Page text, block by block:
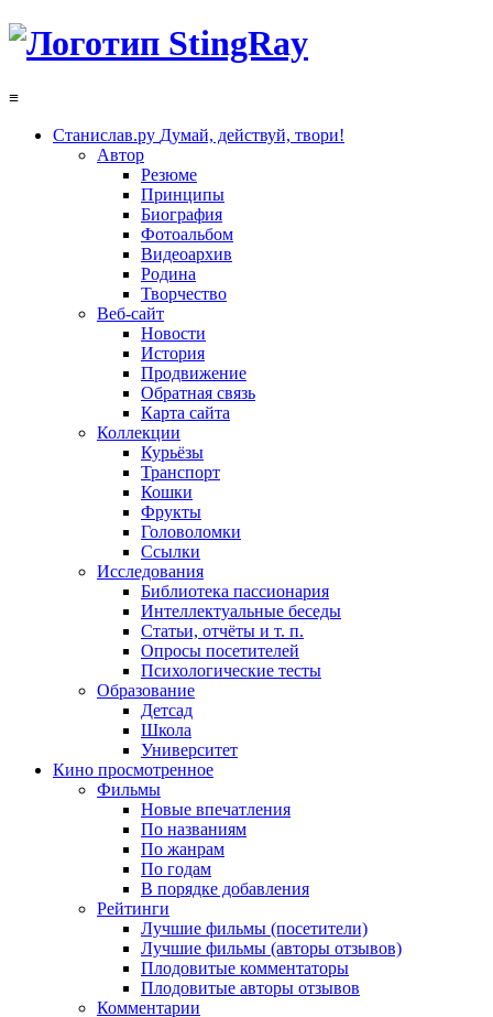
≡
Станислав.ру Думай, действуй, твори!
Автор
Резюме
Принципы
Биография
Фотоальбом
Видеоархив
Родина
Творчество
Веб-сайт
Новости
История
Продвижение
Обратная связь
Карта сайта
Коллекции
Курьёзы
Транспорт
Кошки
Фрукты
Головоломки
Ссылки
Исследования
Библиотека пассионария
Интеллектуальные беседы
Статьи, отчёты и т. п.
Опросы посетителей
Психологические тесты
Образование
Детсад
Школа
Университет
Кино просмотренное
Фильмы
Новые впечатления
По названиям
По жанрам
По годам
В порядке добавления
Рейтинги
Лучшие фильмы (посетители)
Лучшие фильмы (авторы отзывов)
Плодовитые комментаторы
Плодовитые авторы отзывов
Комментарии